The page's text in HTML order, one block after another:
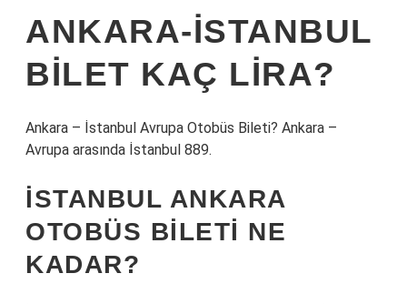
ANKARA-İSTANBUL
BILET KAÇ LIRA?
Ankara – İstanbul Avrupa Otobüs Bileti? Ankara –
Avrupa arasında İstanbul 889.
İSTANBUL ANKARA
OTOBÜS BILETI NE
KADAR?